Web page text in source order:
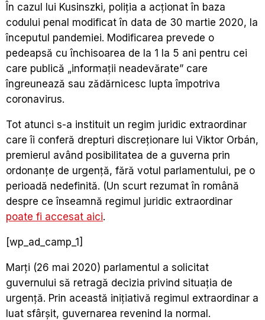
În cazul lui Kusinszki, poliţia a acţionat în baza
codului penal modificat în data de 30 martie 2020, la
începutul pandemiei. Modificarea prevede o
pedeapsă cu închisoarea de la 1 la 5 ani pentru cei
care publică „informaţii neadevărate” care
îngreunează sau zădărnicesc lupta împotriva
coronavirus.
Tot atunci s-a instituit un regim juridic extraordinar
care îi conferă drepturi discreţionare lui Viktor Orbán,
premierul având posibilitatea de a guverna prin
ordonanţe de urgenţă, fără votul parlamentului, pe o
perioadă nedefinită. (Un scurt rezumat în română
despre ce înseamnă regimul juridic extraordinar
poate fi accesat aici.
[wp_ad_camp_1]
Marţi (26 mai 2020) parlamentul a solicitat
guvernului să retragă decizia privind situaţia de
urgenţă. Prin această iniţiativă regimul extraordinar a
luat sfârşit, guvernarea revenind la normal.